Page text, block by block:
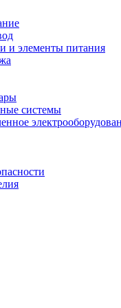
и элементы питания
системы